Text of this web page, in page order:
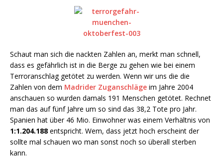
Schaut man sich die nackten Zahlen an, merkt man schnell,
dass es gefährlich ist in die Berge zu gehen wie bei einem
Terroranschlag getötet zu werden. Wenn wir uns die die
Zahlen von dem Madrider Zuganschläge im Jahre 2004
anschauen so wurden damals 191 Menschen getötet. Rechnet
man das auf fünf Jahre um so sind das 38,2 Tote pro Jahr.
Spanien hat über 46 Mio. Einwohner was einem Verhältnis von
1:1.204.188 entspricht. Wem, dass jetzt hoch erscheint der
sollte mal schauen wo man sonst noch so überall sterben
kann.